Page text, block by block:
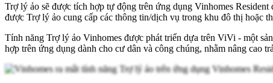
Trợ lý ảo sẽ được tích hợp tự động trên ứng dụng Vinhomes
được Trợ lý ảo cung cấp các thông tin/dịch vụ trong khu đô thị hoặc
Tính năng Trợ lý ảo Vinhomes được phát triển dựa trên ViVi - một
hợp trên ứng dụng dành cho cư dân và công chúng, nhằm nâng cao